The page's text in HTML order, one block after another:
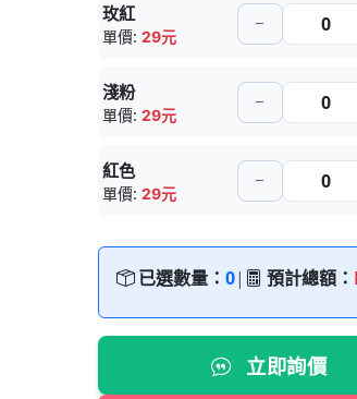
玫紅
單價:29元
淺粉
單價:29元
紅色
單價:29元
已選數量：0| 預計總額：
立即詢價